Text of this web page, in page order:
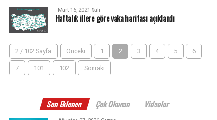
Mart 16, 2021 Salı
Haftalık illere göre vaka haritası açıklandı
2 / 102 Sayfa Önceki 1 2 3 4 5 6
7 101 102 Sonraki
Son Eklenen Çok Okunan Videolar